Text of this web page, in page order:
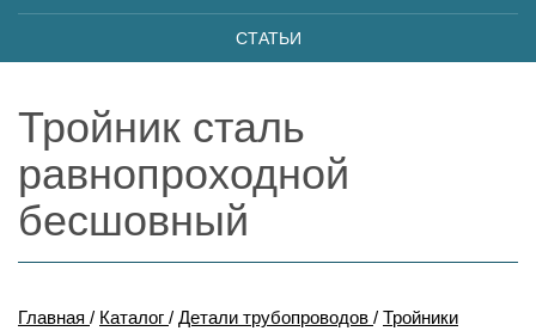
СТАТЬИ
Тройник сталь
равнопроходной
бесшовный
Главная / Каталог / Детали трубопроводов / Тройники